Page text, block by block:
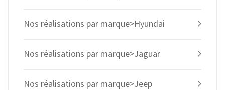
Nos réalisations par marque>Hyundai
Nos réalisations par marque>Jaguar
Nos réalisations par marque>Jeep